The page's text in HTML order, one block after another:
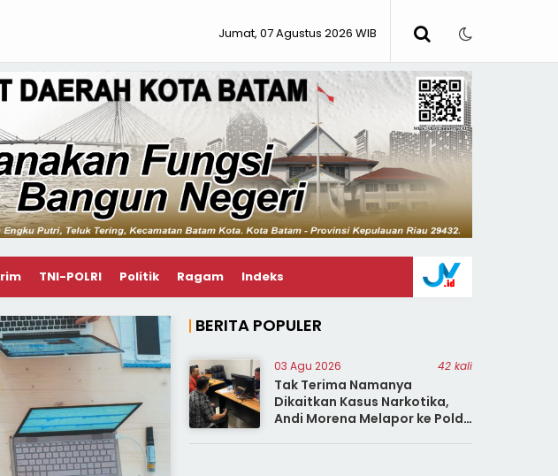
Jumat, 07 Agustus 2026 WIB
TNI-POLRI Politik Ragam Indeks
BERITA POPULER
03 Agu 2026 42 kali
Tak Terima Namanya
Dikaitkan Kasus Narkotika,
Andi Morena Melapor ke Polda